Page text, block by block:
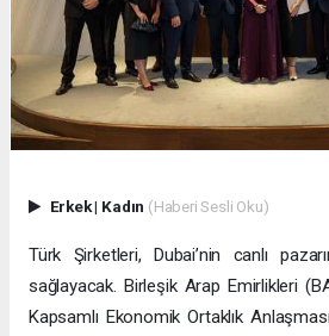
Erkek| Kadın (Haberi Sesli Oku)
Türk Şirketleri, Dubai’nin canlı
sağlayacak. Birleşik Arap Emirlikleri
Kapsamlı Ekonomik Ortaklık